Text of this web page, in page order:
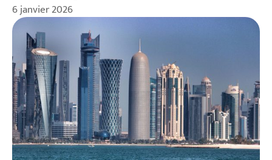
6 janvier 2026